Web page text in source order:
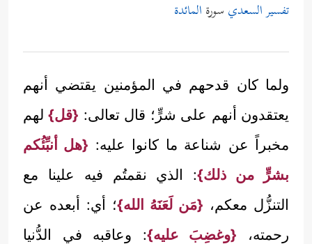
تفسير السعدي سورة المائدة
ولما كان قدحهم في المؤمنين يقتضي أنهم
يعتقدون أنهم على شرٍّ؛ قال تعالى: {قل}لهم
مخبراً عن شناعة ما كانوا عليه: {هل أنبِّئُكم
بشرٍّ من ذلك}: الذي نقمتُم فيه علينا مع
التنزُّل معكم، {مَن لَعَنَهُ الله}؛ أي: أبعده عن
رحمته، {وغضِبَ عليه}: وعاقبه في الدُّنيا